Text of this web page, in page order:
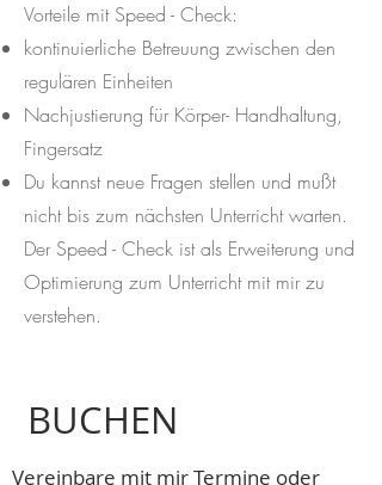
Vorteile mit Speed - Check:
kontinuierliche Betreuung zwischen den
regulären Einheiten
Nachjustierung für Körper- Handhaltung,
Fingersatz
Du kannst neue Fragen stellen und mußt
nicht bis zum nächsten Unterricht warten.
Der Speed - Check ist als Erweiterung und
Optimierung zum Unterricht mit mir zu
verstehen.
BUCHEN
Vereinbare mit mir Termine oder